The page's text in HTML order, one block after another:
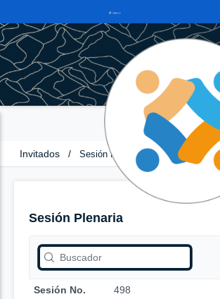
Invitados / Sesión Plenaria
Sesión Plenaria
Sesión No.
498